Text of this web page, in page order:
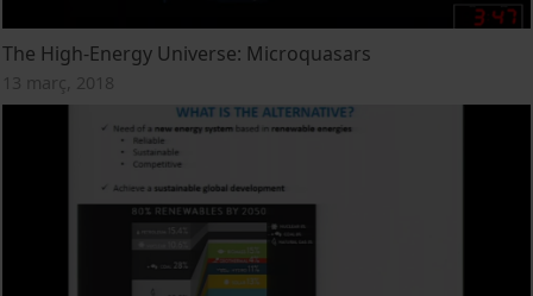
The High-Energy Universe: Microquasars
13 març, 2018